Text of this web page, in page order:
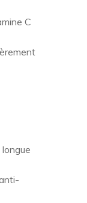
C